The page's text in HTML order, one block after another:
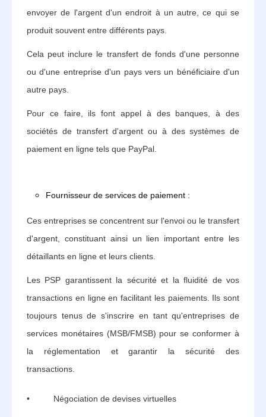
envoyer de l'argent d'un endroit à un autre, ce qui se
produit souvent entre différents pays.
Cela peut inclure le transfert de fonds d'une personne
ou d'une entreprise d'un pays vers un bénéficiaire d'un
autre pays.
Pour ce faire, ils font appel à des banques, à des
sociétés de transfert d'argent ou à des systèmes de
paiement en ligne tels que PayPal.
Fournisseur de services de paiement :
Ces entreprises se concentrent sur l'envoi ou le transfert
d'argent, constituant ainsi un lien important entre les
détaillants en ligne et leurs clients.
Les PSP garantissent la sécurité et la fluidité de vos
transactions en ligne en facilitant les paiements. Ils sont
toujours tenus de s'inscrire en tant qu'entreprises de
services monétaires (MSB/FMSB) pour se conformer à
la réglementation et garantir la sécurité des
transactions.
• Négociation de devises virtuelles